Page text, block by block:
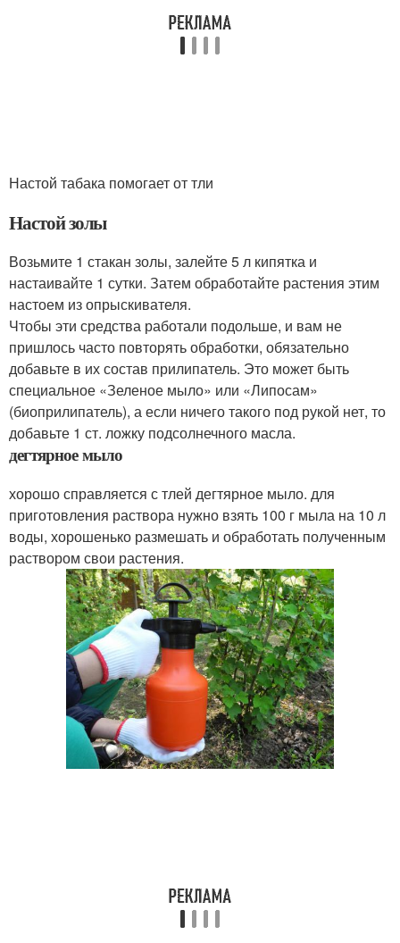
Настой табака помогает от тли
Настой золы
Возьмите 1 стакан золы, залейте 5 л кипятка и
настаивайте 1 сутки. Затем обработайте растения этим
настоем из опрыскивателя.
Чтобы эти средства работали подольше, и вам не
пришлось часто повторять обработки, обязательно
добавьте в их состав прилипатель. Это может быть
специальное «Зеленое мыло» или «Липосам»
(биоприлипатель), а если ничего такого под рукой нет, то
добавьте 1 ст. ложку подсолнечного масла.
дегтярное мыло
хорошо справляется с тлей дегтярное мыло. для
приготовления раствора нужно взять 100 г мыла на 10 л
воды, хорошенько размешать и обработать полученным
раствором свои растения.